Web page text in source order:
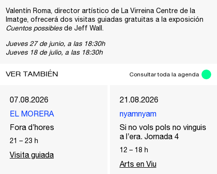
Valentín Roma, director artístico de La Virreina Centre de la
Imatge, ofrecerá dos visitas guiadas gratuitas a la exposición
Cuentos possiblesde Jeff Wall.
Jueves 27 de junio, a las 18:30h
Jueves 18 de julio, a las 18:30h
VER TAMBIÉN Consultar toda la agenda
07.08.2026
EL MORERA
Fora d’hores
21 – 23 h
Visita guiada
21.08.2026
nyamnyam
Si no vols pols no vinguis
a l’era. Jornada 4
12 – 18 h
Arts en Viu